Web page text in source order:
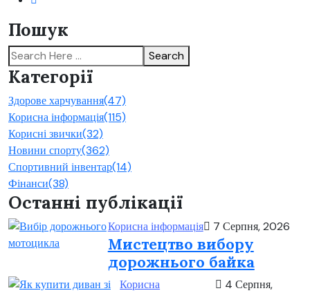
Пошук
Search
Категорії
Здорове харчування(47)
Корисна інформація(115)
Корисні звички(32)
Новини спорту(362)
Спортивний інвентар(14)
Фінанси(38)
Останні публікації
Корисна інформація 7 Серпня, 2026
Мистецтво вибору
дорожнього байка
Корисна
4 Серпня,